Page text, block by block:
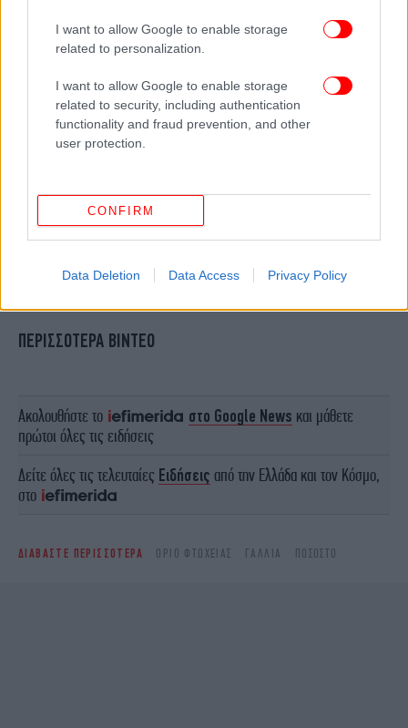
I want to allow Google to enable storage
related to personalization.
I want to allow Google to enable storage
related to security, including authentication
functionality and fraud prevention, and other
user protection.
CONFIRM
Data Deletion Data Access Privacy Policy
ΠΕΡΙΣΣΟΤΕΡΑ ΒΙΝΤΕΟ
Ακολουθήστε το στο Google News και μάθετε
πρώτοι όλες τις ειδήσεις
Δείτε όλες τις τελευταίες Ειδήσεις από την Ελλάδα και τον Κόσμο,
στο
ΔΙΑΒΑΣΤΕ ΠΕΡΙΣΣΟΤΕΡΑ ΌΡΙΟ ΦΤΏΧΕΙΑΣ ΓΑΛΛΊΑ ΠΟΣΟΣΤΌ